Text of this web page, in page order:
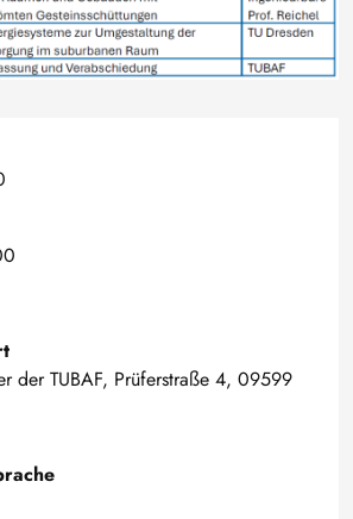
der TUBAF, Prüferstraße 4, 09599